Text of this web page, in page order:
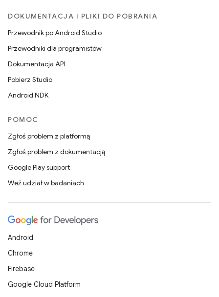
DOKUMENTACJA I PLIKI DO POBRANIA
Przewodnik po Android Studio
Przewodniki dla programistów
Dokumentacja API
Pobierz Studio
Android NDK
POMOC
Zgłoś problem z platformą
Zgłoś problem z dokumentacją
Google Play support
Weź udział w badaniach
Android
Chrome
Firebase
Google Cloud Platform